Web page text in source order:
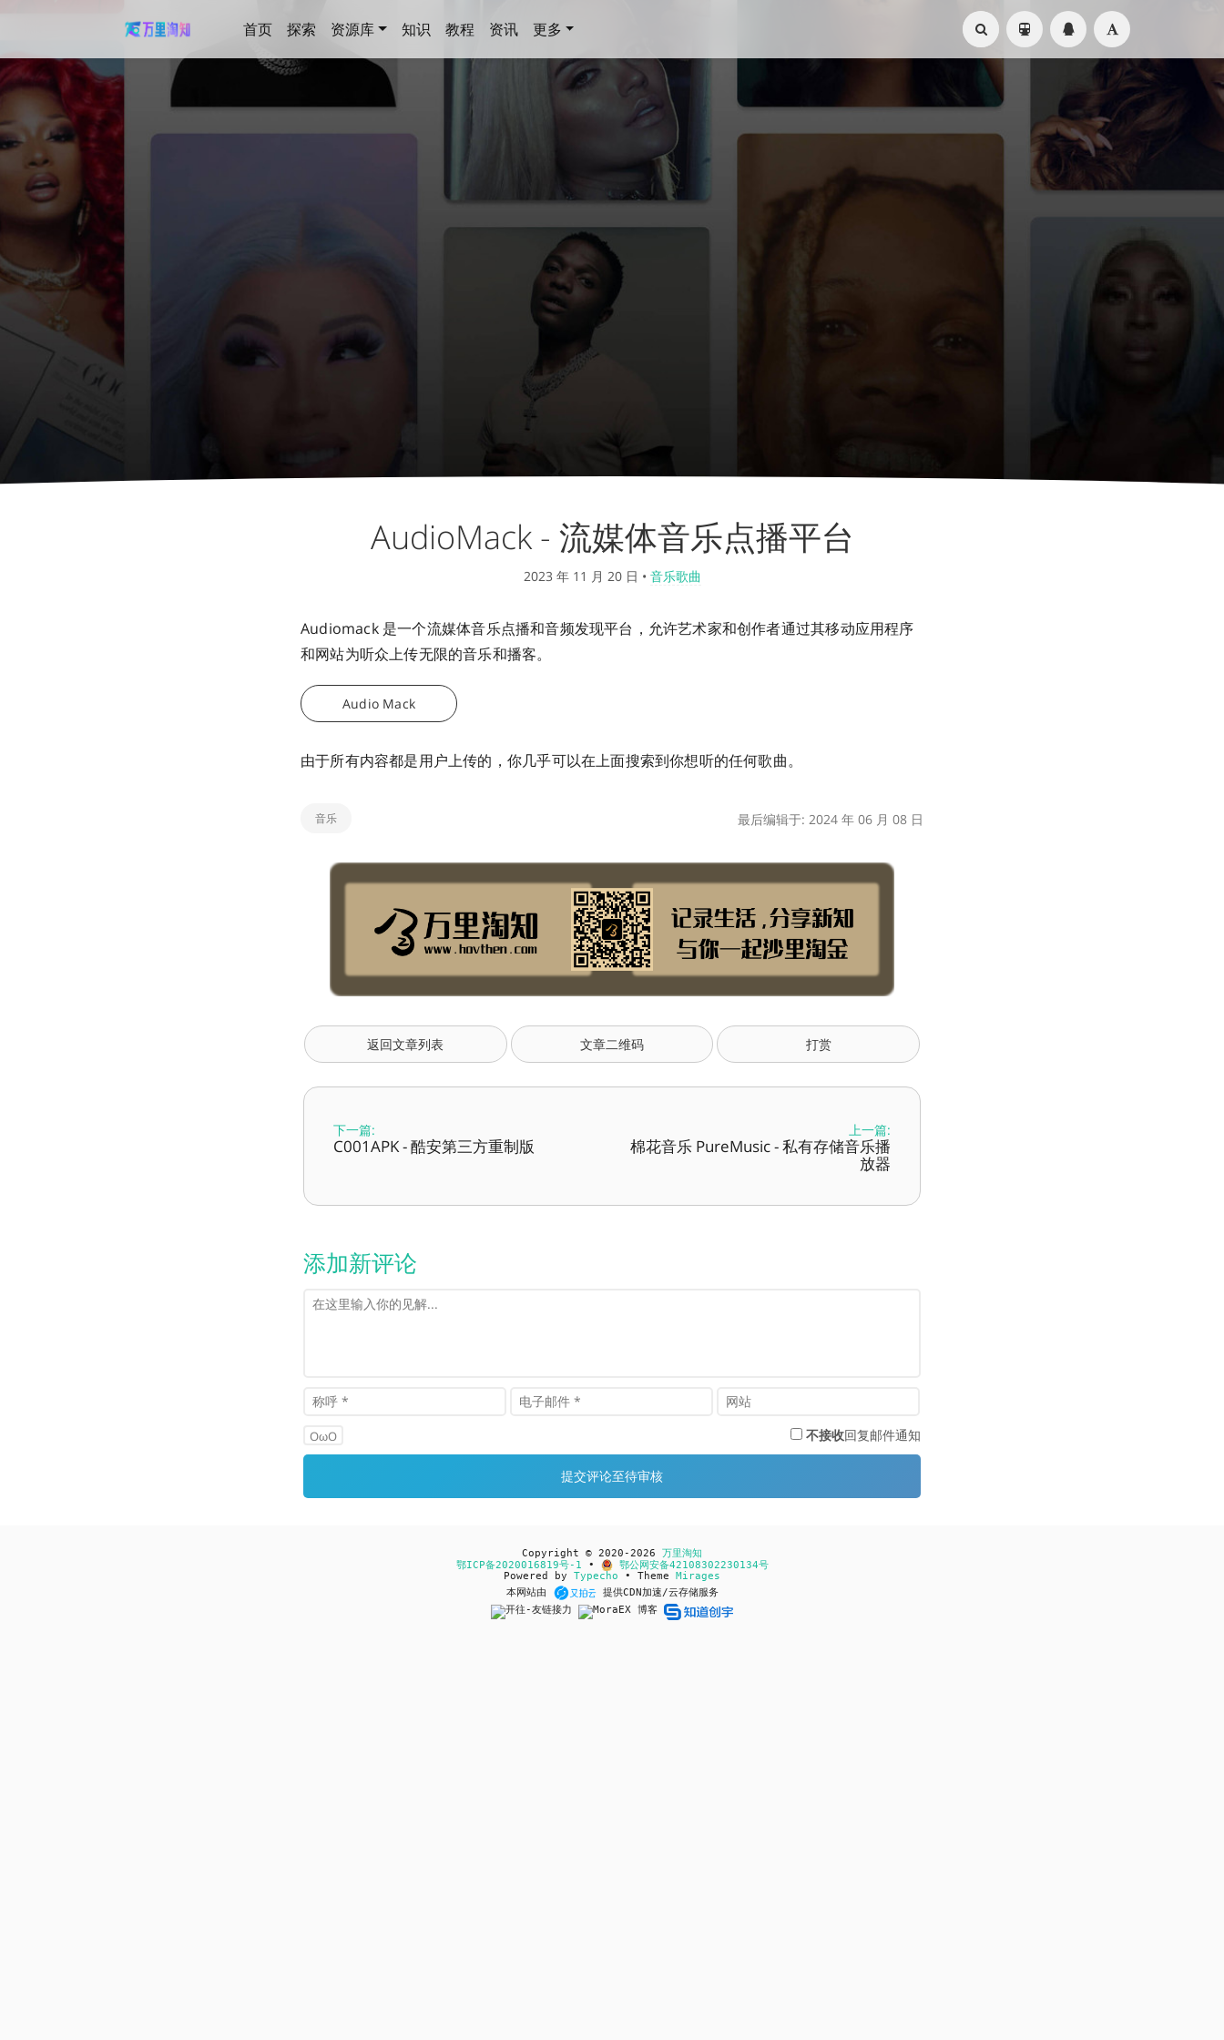
首页 探索 资源库 知识 教程 资讯 更多
AudioMack - 流媒体音乐点播平台
2023 年 11 月 20 日 • 音乐歌曲
Audiomack 是一个流媒体音乐点播和音频发现平台，允许艺术家和创作者通过其移动应用程序
和网站为听众上传无限的音乐和播客。
Audio Mack
由于所有内容都是用户上传的，你几乎可以在上面搜索到你想听的任何歌曲。
音乐 最后编辑于: 2024 年 06 月 08 日
返回文章列表 文章二维码 打赏
下一篇:
C001APK - 酷安第三方重制版
上一篇:
棉花音乐 PureMusic - 私有存储音乐播
放器
添加新评论
OωO 不接收回复邮件通知
Copyright © 2020-2026 万里淘知
鄂ICP备2020016819号-1 •
鄂公网安备42108302230134号
Powered by Typecho • Theme Mirages
本网站由
提供CDN加速/云存储服务